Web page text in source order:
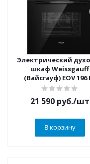
Электрический
шкаф Weissgauff
(Вайсгауф) EOV 196
21 590 руб./шт
В корзину